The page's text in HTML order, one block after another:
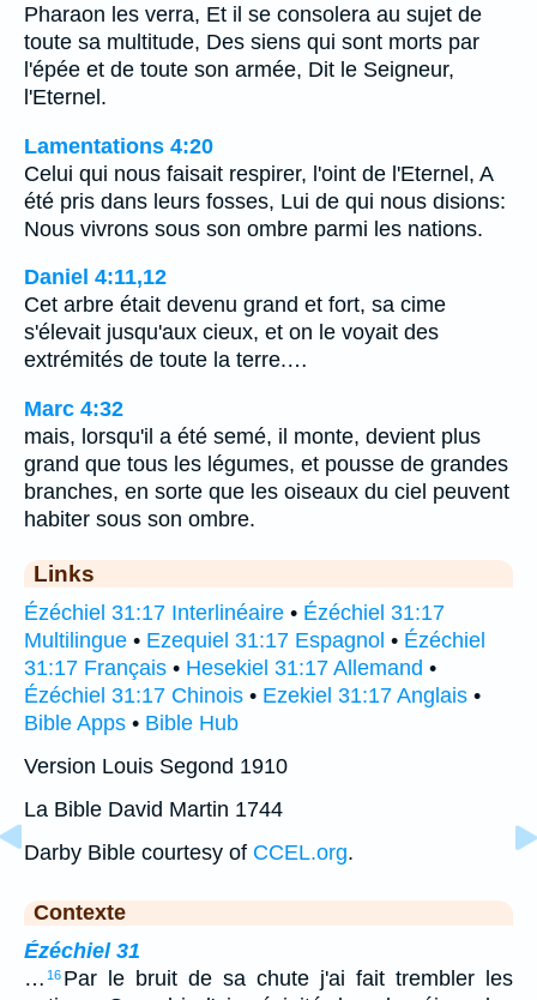
Pharaon les verra, Et il se consolera au sujet de
toute sa multitude, Des siens qui sont morts par
l'épée et de toute son armée, Dit le Seigneur,
l'Eternel.
Lamentations 4:20
Celui qui nous faisait respirer, l'oint de l'Eternel, A
été pris dans leurs fosses, Lui de qui nous disions:
Nous vivrons sous son ombre parmi les nations.
Daniel 4:11,12
Cet arbre était devenu grand et fort, sa cime
s'élevait jusqu'aux cieux, et on le voyait des
extrémités de toute la terre.…
Marc 4:32
mais, lorsqu'il a été semé, il monte, devient plus
grand que tous les légumes, et pousse de grandes
branches, en sorte que les oiseaux du ciel peuvent
habiter sous son ombre.
Links
Ézéchiel 31:17 Interlinéaire • Ézéchiel 31:17
Multilingue • Ezequiel 31:17 Espagnol • Ézéchiel
31:17 Français • Hesekiel 31:17 Allemand •
Ézéchiel 31:17 Chinois • Ezekiel 31:17 Anglais •
Bible Apps • Bible Hub
Version Louis Segond 1910
La Bible David Martin 1744
Darby Bible courtesy of CCEL.org.
Contexte
Ézéchiel 31
… 16 Par le bruit de sa chute j'ai fait trembler les